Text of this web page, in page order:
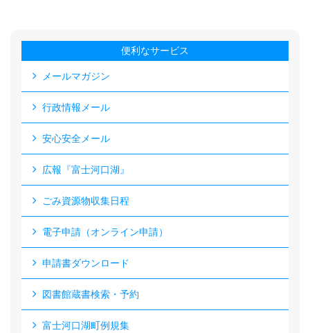
便利なサービス
メールマガジン
行政情報メール
安心安全メール
広報『富士河口湖』
ごみ資源物収集日程
電子申請（オンライン申請）
申請書ダウンロード
図書館蔵書検索・予約
富士河口湖町例規集